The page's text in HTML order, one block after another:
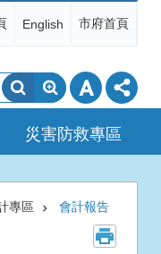
English 市府首頁
搜
尋
災害防救專區
專區 會計報告